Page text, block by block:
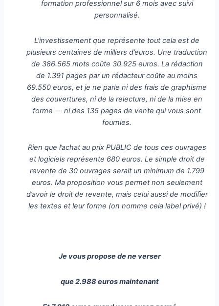
formation professionnel sur 6 mois avec suivi
personnalisé.
L’investissement que représente tout cela est de
plusieurs centaines de milliers d’euros. Une traduction
de 386.565 mots coûte 30.925 euros. La rédaction
de 1.391 pages par un rédacteur coûte au moins
69.550 euros, et je ne parle ni des frais de graphisme
des couvertures, ni de la relecture, ni de la mise en
forme — ni des 135 pages de vente qui vous sont
fournies.
Rien que l’achat au prix PUBLIC de tous ces ouvrages
et logiciels représente 680 euros. Le simple droit de
revente de 30 ouvrages serait un minimum de 1.799
euros. Ma proposition vous permet non seulement
d’avoir le droit de revente, mais celui aussi de modifier
les textes et leur forme (on nomme cela label privé) !
Je vous propose de ne verser
que 2.988 euros maintenant